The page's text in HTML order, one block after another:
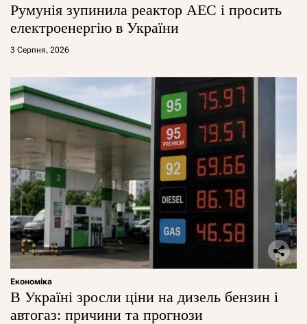
Румунія зупинила реактор АЕС і просить
електроенергію в України
3 Серпня, 2026
Економіка
В Україні зросли ціни на дизель бензин і
автогаз: причини та прогнози